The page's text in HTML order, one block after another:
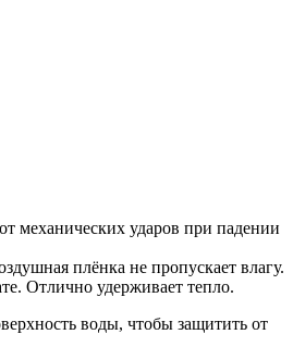
механических ударов при падении
плёнка не пропускает влагу.
Отлично удерживает тепло.
воды, чтобы защитить от